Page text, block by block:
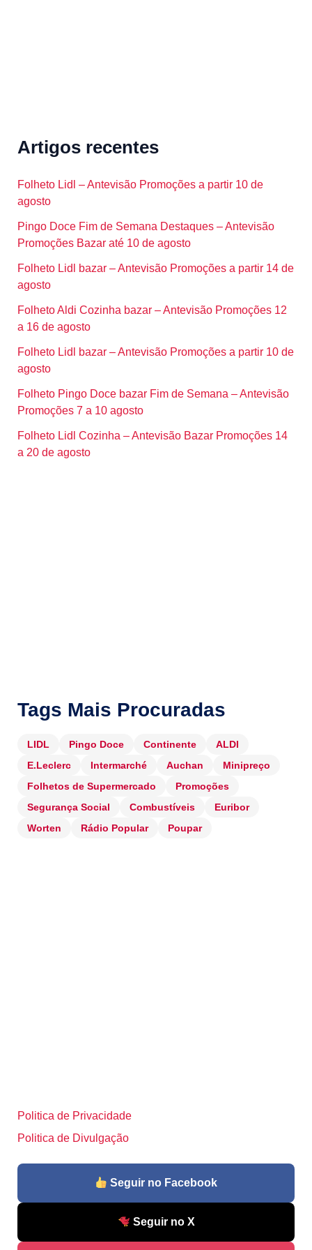
Artigos recentes
Folheto Lidl – Antevisão Promoções a partir 10 de
agosto
Pingo Doce Fim de Semana Destaques – Antevisão
Promoções Bazar até 10 de agosto
Folheto Lidl bazar – Antevisão Promoções a partir 14 de
agosto
Folheto Aldi Cozinha bazar – Antevisão Promoções 12
a 16 de agosto
Folheto Lidl bazar – Antevisão Promoções a partir 10 de
agosto
Folheto Pingo Doce bazar Fim de Semana – Antevisão
Promoções 7 a 10 agosto
Folheto Lidl Cozinha – Antevisão Bazar Promoções 14
a 20 de agosto
Tags Mais Procuradas
LIDL Pingo Doce Continente
ALDI
E.Leclerc
Intermarché Auchan
Minipreço
Folhetos de Supermercado
Promoções
Segurança Social
Combustíveis
Euribor
Worten
Rádio Popular Poupar
Politica de Privacidade
Politica de Divulgação
Seguir no Facebook
Seguir no X